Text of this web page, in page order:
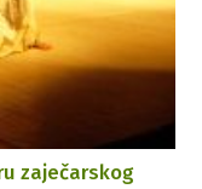
zaječarskog